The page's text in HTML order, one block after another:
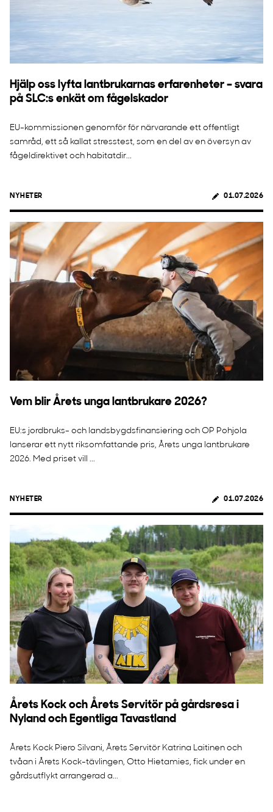
Hjälp oss lyfta lantbrukarnas erfarenheter – svara
på SLC:s enkät om fågelskador
EU-kommissionen genomför för närvarande ett offentligt
samråd, ett så kallat stresstest, som en del av en översyn av
fågeldirektivet och habitatdir...
NYHETER 01.07.2026
Vem blir Årets unga lantbrukare 2026?
EU:s jordbruks- och landsbygdsfinansiering och OP Pohjola
lanserar ett nytt riksomfattande pris, Årets unga lantbrukare
2026. Med priset vill ...
NYHETER 01.07.2026
Årets Kock och Årets Servitör på gårdsresa i
Nyland och Egentliga Tavastland
Årets Kock Piero Silvani, Årets Servitör Katrina Laitinen och
tvåan i Årets Kock-tävlingen, Otto Hietamies, fick under en
gårdsutflykt arrangerad a...